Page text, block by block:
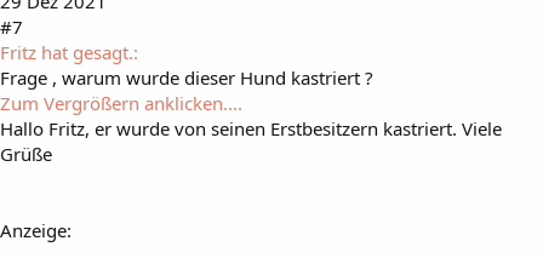
#7
Fritz hat gesagt.:
Frage , warum wurde dieser Hund kastriert ?
Zum Vergrößern anklicken....
Hallo Fritz, er wurde von seinen Erstbesitzern kastriert. Viele
Grüße
Anzeige: